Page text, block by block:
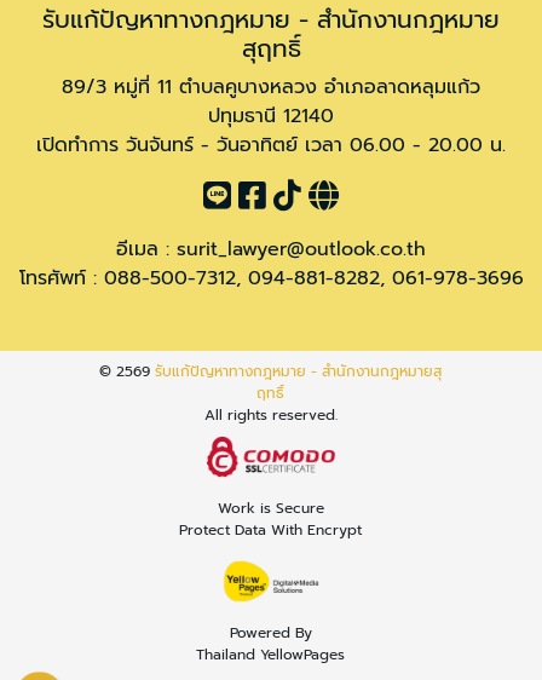
รับแก้ปัญหาทางกฎหมาย - สำนักงานกฎหมาย
สุฤทธิ์
89/3 หมู่ที่ 11 ตำบลคูบางหลวง อำเภอลาดหลุมแก้ว
ปทุมธานี 12140
เปิดทำการ วันจันทร์ - วันอาทิตย์ เวลา 06.00 - 20.00 น.
อีเมล : surit_lawyer@outlook.co.th
โทรศัพท์ : 088-500-7312, 094-881-8282, 061-978-3696
© 2569รับแก้ปัญหาทางกฎหมาย - สำนักงานกฎหมายสุ
ฤทธิ์
All rights reserved.
Work is Secure
Protect Data With Encrypt
Powered By
Thailand YellowPages